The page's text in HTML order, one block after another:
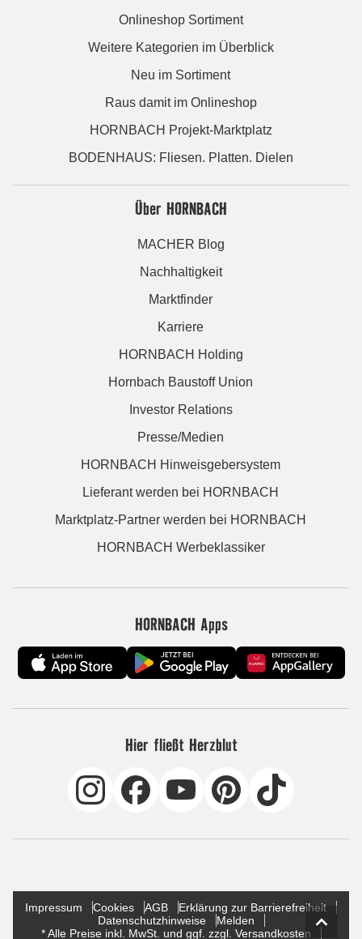
Onlineshop Sortiment
Weitere Kategorien im Überblick
Neu im Sortiment
Raus damit im Onlineshop
HORNBACH Projekt-Marktplatz
BODENHAUS: Fliesen. Platten. Dielen
Über HORNBACH
MACHER Blog
Nachhaltigkeit
Marktfinder
Karriere
HORNBACH Holding
Hornbach Baustoff Union
Investor Relations
Presse/Medien
HORNBACH Hinweisgebersystem
Lieferant werden bei HORNBACH
Marktplatz-Partner werden bei HORNBACH
HORNBACH Werbeklassiker
HORNBACH Apps
Hier fließt Herzblut
Impressum Cookies AGB
Erklärung zur Barrierefreiheit
Datenschutzhinweise
Melden
* Alle Preise inkl. MwSt. und ggf. zzgl. Versandkosten